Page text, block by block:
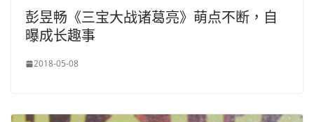
彭昱畅《三宝大战诸葛亮》萌点不断，自
曝成长趣事
2018-05-08